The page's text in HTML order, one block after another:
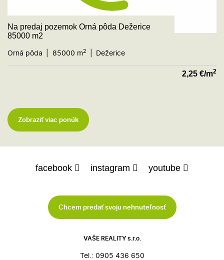
Na predaj pozemok Orná pôda Dežerice
85000 m2
Orná pôda
85000 m2 Dežerice
2,25 €/m2
Zobraziť viac ponúk
facebook instagram youtube
Chcem predať svoju nehnuteľnosť
VAŠE REALITY s.r.o.
Tel.: 0905 436 650